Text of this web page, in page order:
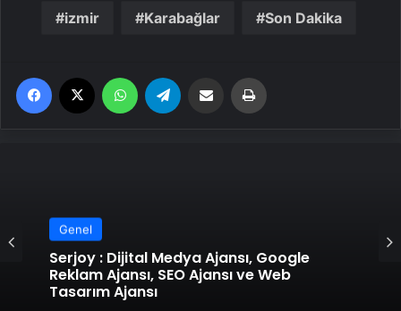
izmir Karabağlar Son Dakika
Facebook WhatsApp Email'den paylaş
Genel
Serjoy : Dijital Medya Ajansı, Google
Reklam Ajansı, SEO Ajansı ve Web
Tasarım Ajansı